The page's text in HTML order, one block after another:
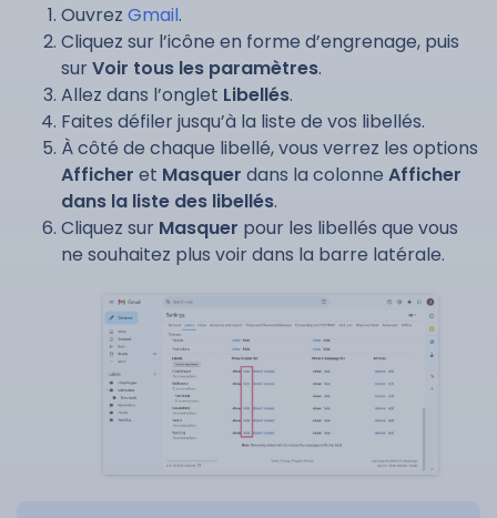
Ouvrez Gmail.
Cliquez sur l’icône en forme d’engrenage, puis
surVoir tous les paramètres.
Allez dans l’onglet Libellés.
Faites défiler jusqu’à la liste de vos libellés.
À côté de chaque libellé, vous verrez les options
Afficher et Masquer dans la colonne Afficher
dans la liste des libellés.
Cliquez sur Masquer pour les libellés que vous
ne souhaitez plus voir dans la barre latérale.